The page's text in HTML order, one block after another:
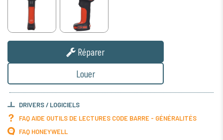
Réparer
Louer
DRIVERS / LOGICIELS
FAQ AIDE OUTILS DE LECTURES CODE BARRE - GÉNÉRALITÉS
FAQ HONEYWELL